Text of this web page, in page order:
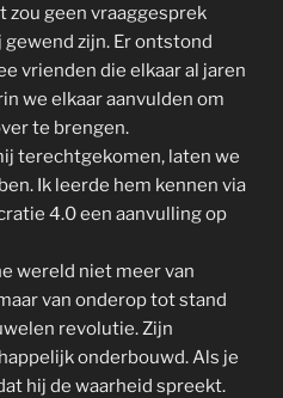
zou geen vraaggesprek
zijn. Er ontstond
vrienden die elkaar al jaren
we elkaar aanvulden om
te brengen.
terechtgekomen, laten we
Ik leerde hem kennen via
4.0 een aanvulling op
wereld niet meer van
van onderop tot stand
revolutie. Zijn
onderbouwd. Als je
hij de waarheid spreekt.